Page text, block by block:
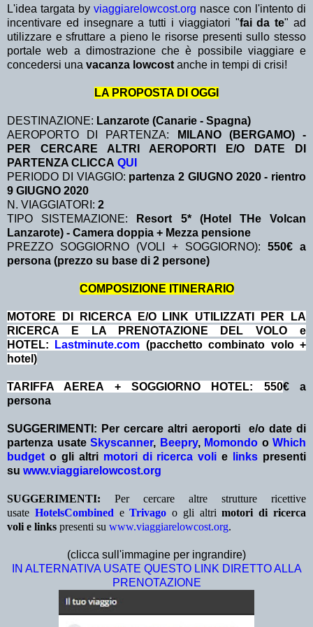
L'idea targata by viaggiarelowcost.org nasce con l'intento di
incentivare ed insegnare a tutti i viaggiatori "fai da te" ad
utilizzare e sfruttare a pieno le risorse presenti sullo stesso
portale web a dimostrazione che è possibile viaggiare e
concedersi una vacanza lowcost anche in tempi di crisi!
LA PROPOSTA DI OGGI
DESTINAZIONE: Lanzarote (Canarie - Spagna)
AEROPORTO DI PARTENZA:
MILANO (BERGAMO) -
PER CERCARE ALTRI AEROPORTI E/O DATE DI
PARTENZA CLICCA QUI
PERIODO DI VIAGGIO: partenza 2 GIUGNO 2020 - rientro
9 GIUGNO 2020
N. VIAGGIATORI: 2
TIPO SISTEMAZIONE:
Resort 5* (Hotel THe Volcan
Lanzarote) - Camera doppia + Mezza pensione
PREZZO SOGGIORNO (VOLI + SOGGIORNO): 550€ a
persona (prezzo su base di 2 persone)
COMPOSIZIONE ITINERARIO
MOTORE DI RICERCA E/O LINK UTILIZZATI PER LA
RICERCA E LA PRENOTAZIONE DEL VOLO e
HOTEL:
Lastminute.com (pacchetto combinato volo +
hotel)
TARIFFA AEREA + SOGGIORNO HOTEL: 550€ a
persona
SUGGERIMENTI: Per cercare altri aeroporti e/o date di
partenza usate Skyscanner, Beepry, Momondo o Which
budget o gli altri motori di ricerca voli e links presenti
su www.viaggiarelowcost.org
SUGGERIMENTI: Per cercare altre strutture ricettive
usate HotelsCombined eTrivago o gli altrimotori di ricerca
voli e links presenti su www.viaggiarelowcost.org.
(clicca sull'immagine per ingrandire)
IN ALTERNATIVA USATE QUESTO LINK DIRETTO ALLA
PRENOTAZIONE